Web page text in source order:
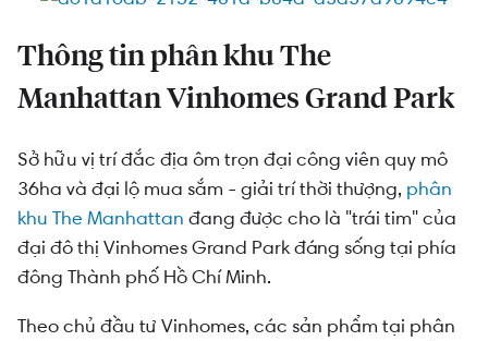
Thông tin phân khu The
Manhattan Vinhomes Grand Park
Sở hữu vị trí đắc địa ôm trọn đại công viên quy mô
36ha và đại lộ mua sắm - giải trí thời thượng, phân
khu The Manhattan đang được cho là "trái tim" của
đại đô thị Vinhomes Grand Park đáng sống tại phía
đông Thành phố Hồ Chí Minh.
Theo chủ đầu tư Vinhomes, các sản phẩm tại phân